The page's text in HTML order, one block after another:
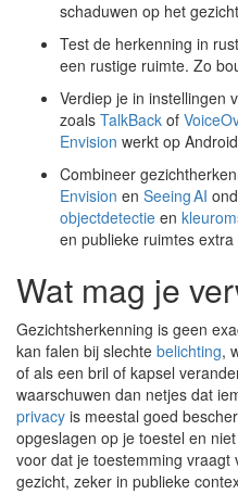
schaduwen op het
Test de herkenning in
een rustige ruimte. Zo
Verdiep je in instellingen
zoals TalkBack of
Envision werkt op
Combineer
Envision en Seeing AI
objectdetectie en
en publieke ruimtes
Wat mag je
Gezichtsherkenning is geen
kan falen bij slechte belichting,
of als een bril of kapsel
waarschuwen dan netjes dat
privacy is meestal goed
opgeslagen op je toestel en
voor dat je toestemming
gezicht, zeker in publieke